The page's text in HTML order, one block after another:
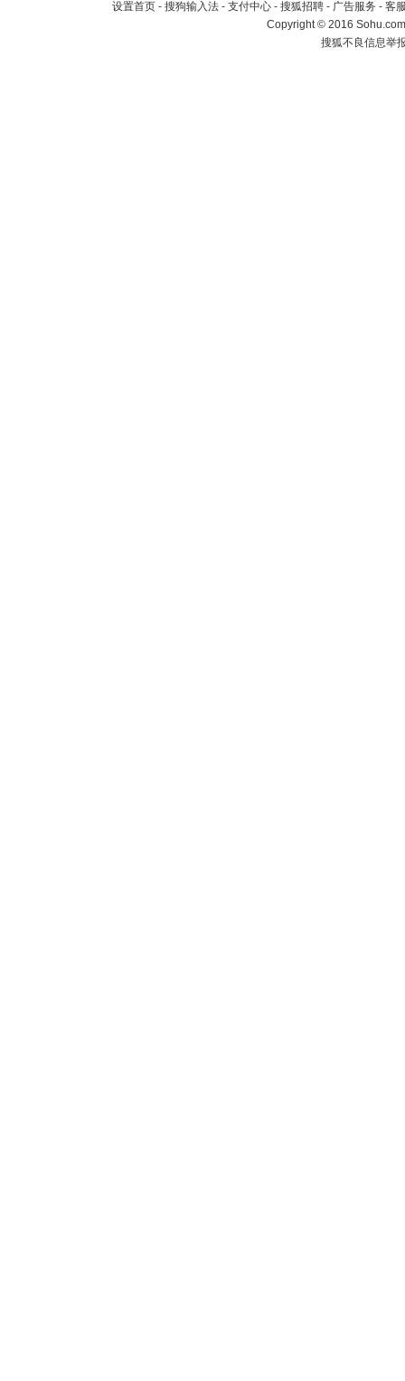
设置首页 - 搜狗输入法 - 支付中心 - 搜狐招聘 - 广告服务 - 客
Copyright©2016
搜狐不良信息举